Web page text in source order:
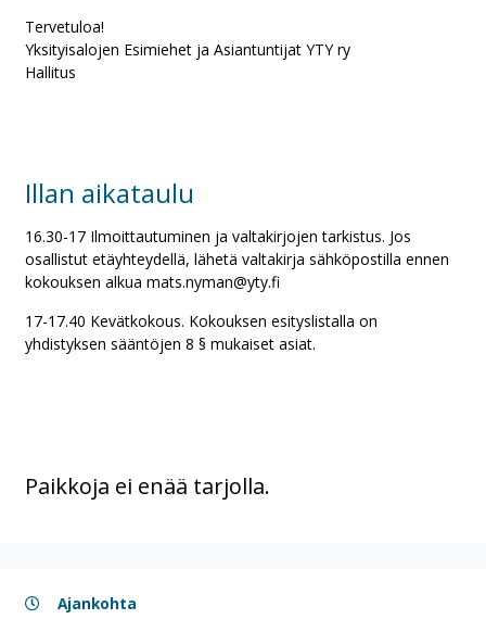
Tervetuloa!
Yksityisalojen Esimiehet ja Asiantuntijat YTY ry
Hallitus
Illan aikataulu
16.30-17 Ilmoittautuminen ja valtakirjojen tarkistus. Jos
osallistut etäyhteydellä, lähetä valtakirja sähköpostilla ennen
kokouksen alkua mats.nyman@yty.fi
17-17.40 Kevätkokous. Kokouksen esityslistalla on
yhdistyksen sääntöjen 8 § mukaiset asiat.
Paikkoja ei enää tarjolla.
Ajankohta